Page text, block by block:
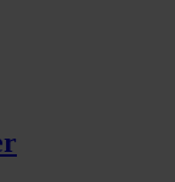
and your